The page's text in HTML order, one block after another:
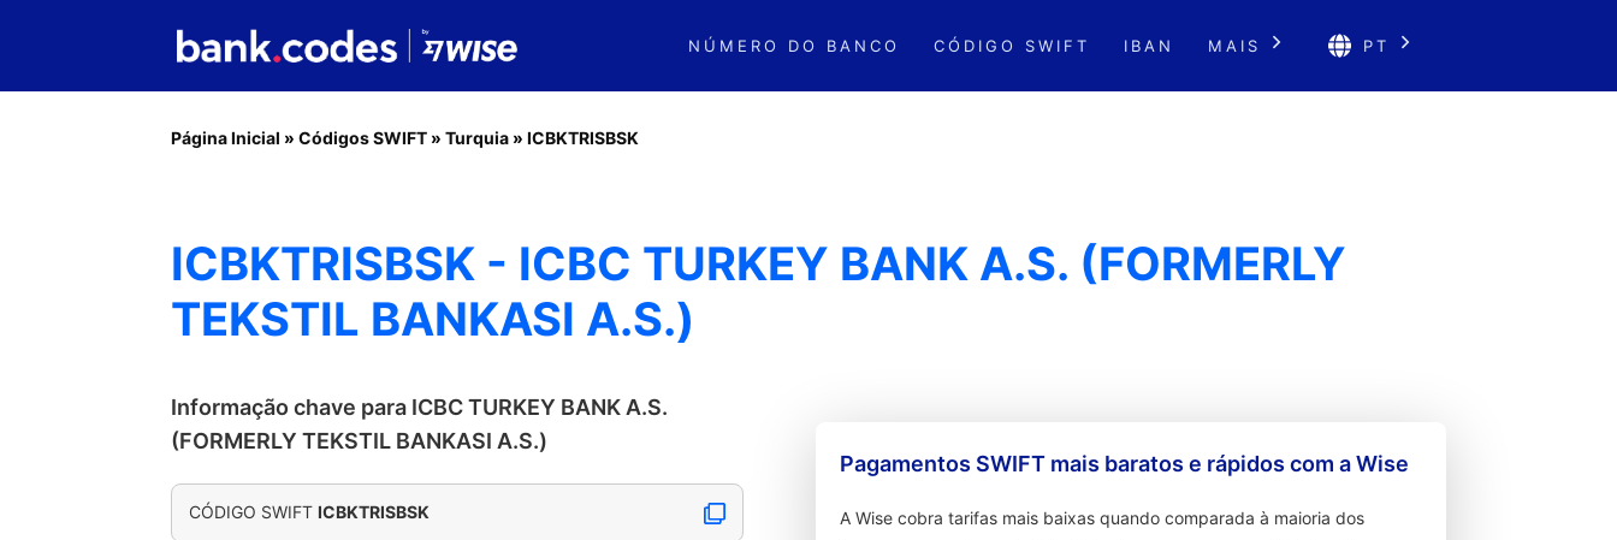
NÚMERO DO BANCO CÓDIGO SWIFT IBAN MAIS PT
Página Inicial » Códigos SWIFT » Turquia » ICBKTRISBSK
ICBKTRISBSK - ICBC TURKEY BANK A.S. (FORMERLY
TEKSTIL BANKASI A.S.)
Informação chave para ICBC TURKEY BANK A.S.
(FORMERLY TEKSTIL BANKASI A.S.)
CÓDIGO SWIFT ICBKTRISBSK
Pagamentos SWIFT mais baratos e rápidos com a Wise
A Wise cobra tarifas mais baixas quando comparada à maioria dos